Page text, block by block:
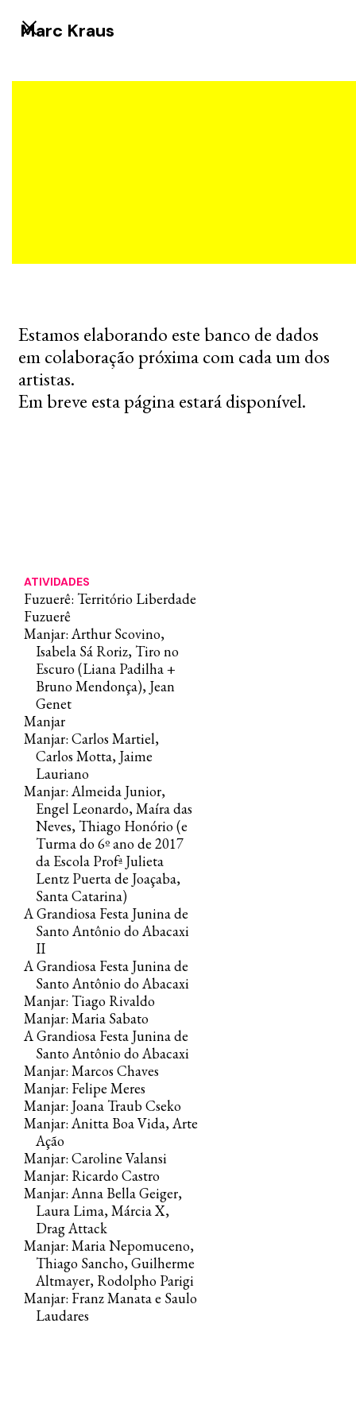
Marc Kraus
ATIVIDADES
Fuzuerê: Território Liberdade
Fuzuerê
Manjar: Arthur Scovino,
Isabela Sá Roriz, Tiro no
Escuro (Liana Padilha +
Bruno Mendonça), Jean
Genet
Manjar
Manjar: Carlos Martiel,
Carlos Motta, Jaime
Lauriano
Manjar: Almeida Junior,
Engel Leonardo, Maíra das
Neves, Thiago Honório (e
Turma do 6º ano de 2017
da Escola Profª Julieta
Lentz Puerta de Joaçaba,
Santa Catarina)
A Grandiosa Festa Junina de
Santo Antônio do Abacaxi
II
A Grandiosa Festa Junina de
Santo Antônio do Abacaxi
Manjar: Tiago Rivaldo
Manjar: Maria Sabato
A Grandiosa Festa Junina de
Santo Antônio do Abacaxi
Manjar: Marcos Chaves
Manjar: Felipe Meres
Manjar: Joana Traub Cseko
Manjar: Anitta Boa Vida, Arte
Ação
Manjar: Caroline Valansi
Manjar: Ricardo Castro
Manjar: Anna Bella Geiger,
Laura Lima, Márcia X,
Drag Attack
Manjar: Maria Nepomuceno,
Thiago Sancho, Guilherme
Altmayer, Rodolpho Parigi
Manjar: Franz Manata e Saulo
Laudares
Estamos elaborando este banco de dados
em colaboração próxima com cada um dos
artistas.
Em breve esta página estará disponível.